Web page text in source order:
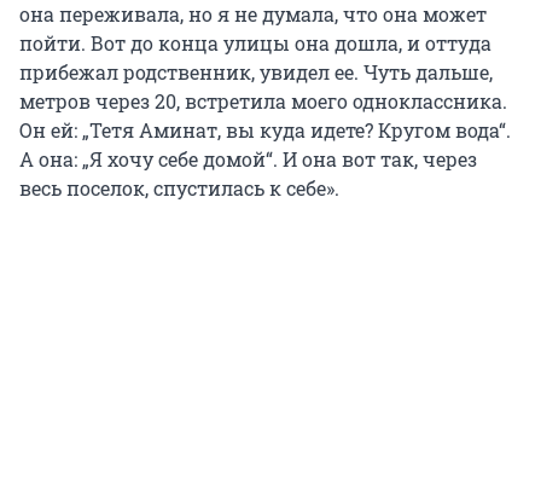
она переживала, но я не думала, что она может
пойти. Вот до конца улицы она дошла, и оттуда
прибежал родственник, увидел ее. Чуть дальше,
метров через 20, встретила моего одноклассника.
Он ей: „Тетя Аминат, вы куда идете? Кругом вода“.
А она: „Я хочу себе домой“. И она вот так, через
весь поселок, спустилась к себе».